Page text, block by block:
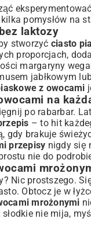
pomysłów na
laktozy
stworzyć ciasto
proporcjach,
margaryny
jabłkowym
z owocami
na
po rabarbar.
– to hit
brakuje
przepisy nigdy się
nie do
Nic prostszego.
Obtocz je w
mrożonymi
nie mija,